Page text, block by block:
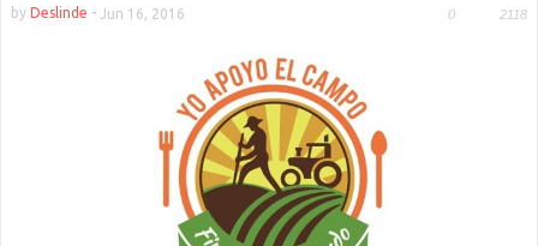
by Deslinde - Jun 16, 2016 0 2118